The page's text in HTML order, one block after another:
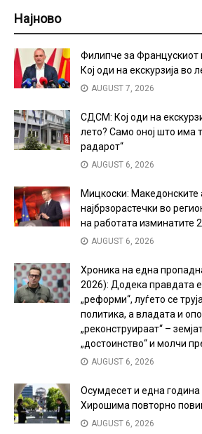
Најново
Филипче за Францускиот
Кој оди на екскурзија во
AUGUST 7, 2026
СДСМ: Кој оди на
лето? Само оној што има
радарот“
AUGUST 6, 2026
Мицкоски: Македонските
најбрзорастечки во
на работата изминатите
AUGUST 6, 2026
Хроника на една
2026): Додека правдата
„реформи“, луѓето се
политика, а владата и
„реконструираат“ –
„достоинство“ и молчи
AUGUST 6, 2026
Осумдесет и една
Хирошима повторно
AUGUST 6, 2026